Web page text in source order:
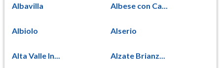
Albavilla Albese con Ca...
Albiolo Alserio
Alta Valle In... Alzate Brianz...